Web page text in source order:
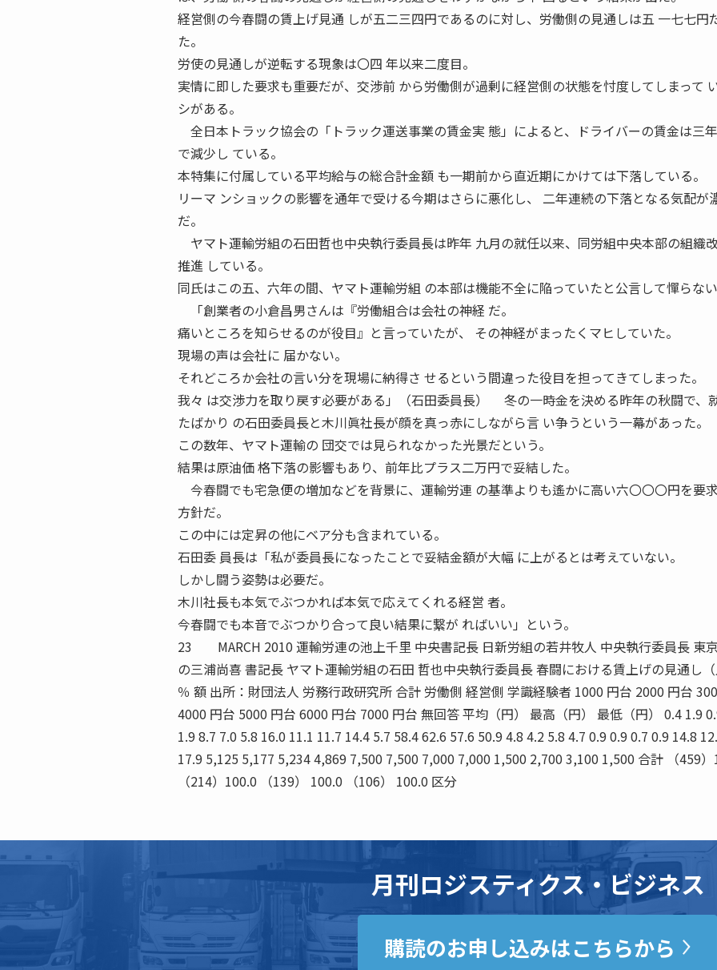
経営側の今春闘の賃上げ見通 しが五二三四円であるのに対し、労働側の見通しは五 一七七円
た。
労使の見通しが逆転する現象は〇四 年以来二度目。
実情に即した要求も重要だが、交渉前 から労働側が過剰に経営側の状態を忖度してしまって
シがある。
全日本トラック協会の「トラック運送事業の賃金実 態」によると、ドライバーの賃金は三
で減少し ている。
本特集に付属している平均給与の総合計金額 も一期前から直近期にかけては下落している。
リーマ ンショックの影響を通年で受ける今期はさらに悪化し、 二年連続の下落となる気配が
だ。
ヤマト運輸労組の石田哲也中央執行委員長は昨年 九月の就任以来、同労組中央本部の組織
推進 している。
同氏はこの五、六年の間、ヤマト運輸労組 の本部は機能不全に陥っていたと公言して憚らない
「創業者の小倉昌男さんは『労働組合は会社の神経 だ。
痛いところを知らせるのが役目』と言っていたが、 その神経がまったくマヒしていた。
現場の声は会社に 届かない。
それどころか会社の言い分を現場に納得さ せるという間違った役目を担ってきてしまった。
我々 は交渉力を取り戻す必要がある」（石田委員長） 冬の一時金を決める昨年の秋闘で、
たばかり の石田委員長と木川眞社長が顔を真っ赤にしながら言 い争うという一幕があった。
この数年、ヤマト運輸の 団交では見られなかった光景だという。
結果は原油価 格下落の影響もあり、前年比プラス二万円で妥結した。
今春闘でも宅急便の増加などを背景に、運輸労連 の基準よりも遙かに高い六〇〇〇円を要
方針だ。
この中には定昇の他にベア分も含まれている。
石田委 員長は「私が委員長になったことで妥結金額が大幅 に上がるとは考えていない。
しかし闘う姿勢は必要だ。
木川社長も本気でぶつかれば本気で応えてくれる経営 者。
今春闘でも本音でぶつかり合って良い結果に繋が ればいい」という。
23 MARCH 2010 運輸労連の池上千里 中央書記長 日新労組の若井牧人 中央執行委員長 東
の三浦尚喜 書記長 ヤマト運輸労組の石田 哲也中央執行委員長 春闘における賃上げの見通し（
％ 額 出所：財団法人 労務行政研究所 合計 労働側 経営側 学識経験者 1000 円台 2000 円台
4000 円台 5000 円台 6000 円台 7000 円台 無回答 平均（円） 最高（円） 最低（円） 0.4 1.9
1.9 8.7 7.0 5.8 16.0 11.1 11.7 14.4 5.7 58.4 62.6 57.6 50.9 4.8 4.2 5.8 4.7 0.9 0.9 0.7 0.9 14.8
17.9 5,125 5,177 5,234 4,869 7,500 7,500 7,000 7,000 1,500 2,700 3,100 1,500 合計 （459）
（214）100.0 （139） 100.0 （106） 100.0 区分
月刊ロジスティクス・ビジネス
購読のお申し込みはこちらから